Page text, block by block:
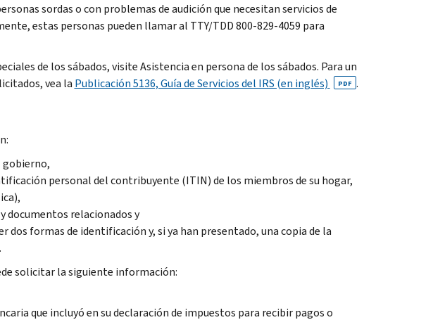
sordas o con problemas de audición que necesitan servicios de
estas personas pueden llamar al TTY/TDD 800-829-4059 para
de los sábados, visite Asistencia en persona de los sábados. Para un
vea la Publicación 5136, Guía de Servicios del IRS (en inglés) PDF .
personal del contribuyente (ITIN) de los miembros de su hogar,
documentos relacionados y
dos formas de identificación y, si ya han presentado, una copia de la
solicitar la siguiente información:
que incluyó en su declaración de impuestos para recibir pagos o